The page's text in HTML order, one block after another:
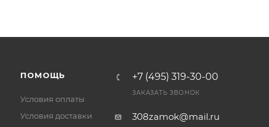
ПОМОЩЬ
Условия оплаты
Условия доставки
+7 (495) 319-30-00
ЗАКАЗАТЬ ЗВОНОК
308zamok@mail.ru